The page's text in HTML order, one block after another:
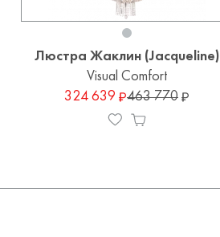
Люстра Жаклин (Jacqueline)
Visual Comfort
324 639
463 770